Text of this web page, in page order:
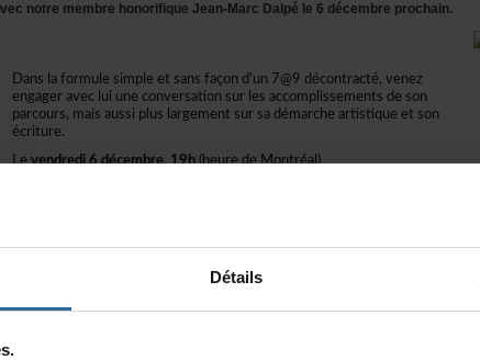
Détails
MarcDalpéle6décembreprochain.
Danslaformulesimpleetsansfaçond'un7@9décontracté,venez
engageravecluiuneconversationsurlesaccomplissementsdeson
parcours,maisaussipluslargementsursadémarcheartistiqueetson
écriture.
Levendredi6décembre,19h(heuredeMontréal)
Événementgratuit(unecontributionàlaFondationduCEADest